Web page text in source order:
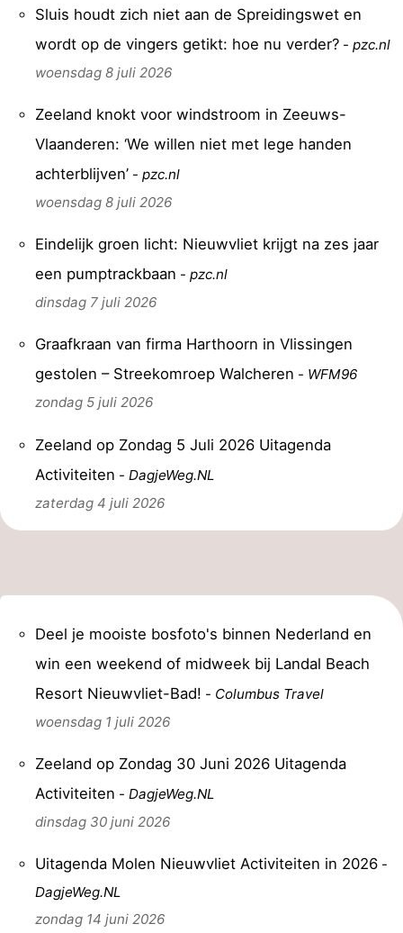
Walcheren
Domburg
Zoutelande
Vlissingen
Breskens
Sluis
Cadzand
Zwin
Brugge
Gent
Kust
Knokke-
Zeebrugge
Wenduine
Weer
Contact
Sluis houdt zich niet aan de Spreidingswet en
wordt op de vingers getikt: hoe nu verder? -pzc.nl
woensdag 8 juli 2026
Zeeland knokt voor windstroom in Zeeuws-
Vlaanderen: ‘We willen niet met lege handen
achterblijven’ -pzc.nl
woensdag 8 juli 2026
Eindelijk groen licht: Nieuwvliet krijgt na zes jaar
een pumptrackbaan -pzc.nl
dinsdag 7 juli 2026
Graafkraan van firma Harthoorn in Vlissingen
gestolen – Streekomroep Walcheren - WFM96
zondag 5 juli 2026
Zeeland op Zondag 5 Juli 2026 Uitagenda
Activiteiten -DagjeWeg.NL
zaterdag 4 juli 2026
Deel je mooiste bosfoto's binnen Nederland en
win een weekend of midweek bij Landal Beach
Resort Nieuwvliet-Bad! - Columbus Travel
woensdag 1 juli 2026
Zeeland op Zondag 30 Juni 2026 Uitagenda
Activiteiten -DagjeWeg.NL
dinsdag 30 juni 2026
Uitagenda Molen Nieuwvliet Activiteiten in 2026 -
DagjeWeg.NL
zondag 14 juni 2026